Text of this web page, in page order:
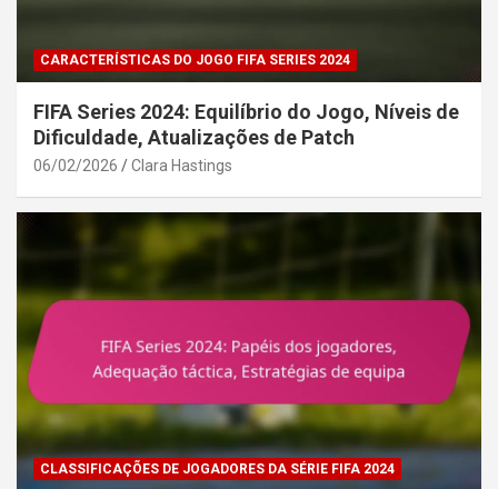
CARACTERÍSTICAS DO JOGO FIFA SERIES 2024
FIFA Series 2024: Equilíbrio do Jogo, Níveis de
Dificuldade, Atualizações de Patch
06/02/2026 Clara Hastings
CLASSIFICAÇÕES DE JOGADORES DA SÉRIE FIFA 2024